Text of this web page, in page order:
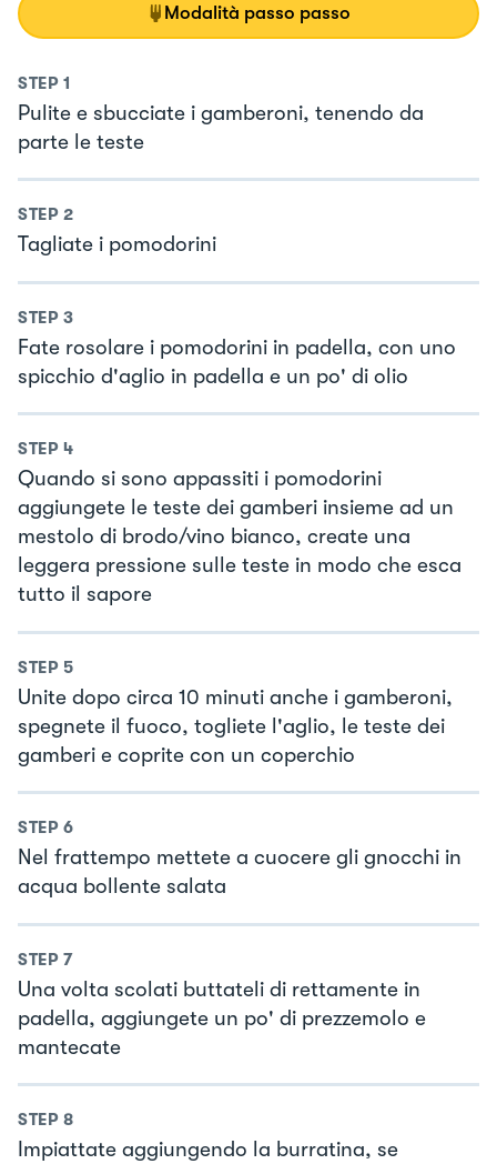
Modalità passo passo
STEP 1
Pulite e sbucciate i gamberoni, tenendo da
parte le teste
STEP 2
Tagliate i pomodorini
STEP 3
Fate rosolare i pomodorini in padella, con uno
spicchio d'aglio in padella e un po' di olio
STEP 4
Quando si sono appassiti i pomodorini
aggiungete le teste dei gamberi insieme ad un
mestolo di brodo/vino bianco, create una
leggera pressione sulle teste in modo che esca
tutto il sapore
STEP 5
Unite dopo circa 10 minuti anche i gamberoni,
spegnete il fuoco, togliete l'aglio, le teste dei
gamberi e coprite con un coperchio
STEP 6
Nel frattempo mettete a cuocere gli gnocchi in
acqua bollente salata
STEP 7
Una volta scolati buttateli di rettamente in
padella, aggiungete un po' di prezzemolo e
mantecate
STEP 8
Impiattate aggiungendo la burratina, se